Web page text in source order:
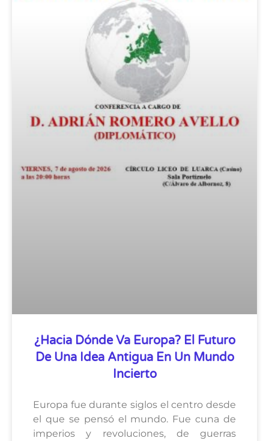
¿Hacia Dónde Va Europa? El Futuro
De Una Idea Antigua En Un Mundo
Incierto
Europa fue durante siglos el centro desde
el que se pensó el mundo. Fue cuna de
imperios y revoluciones, de guerras